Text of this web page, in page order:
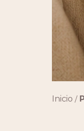
Inicio /